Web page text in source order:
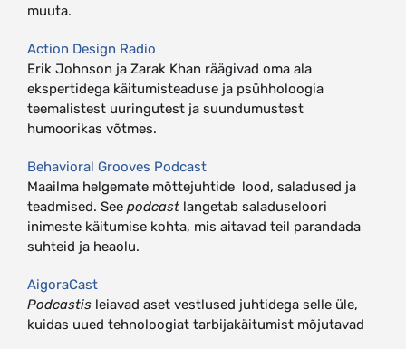
muuta.
Action Design Radio
Erik Johnson ja Zarak Khan räägivad oma ala
ekspertidega käitumisteaduse ja psühholoogia
teemalistest uuringutest ja suundumustest
humoorikas võtmes.
Behavioral Grooves Podcast
Maailma helgemate mõttejuhtide lood, saladused ja
teadmised. See podcast langetab saladuseloori
inimeste käitumise kohta, mis aitavad teil parandada
suhteid ja heaolu.
AigoraCast
Podcastis leiavad aset vestlused juhtidega selle üle,
kuidas uued tehnoloogiat tarbijakäitumist mõjutavad